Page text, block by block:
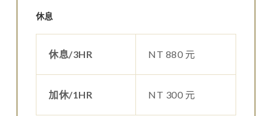
休息
休息/3HR NT 880 元
加休/1HR NT 300 元